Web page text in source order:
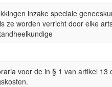
inzake speciale
ze worden verricht door elke
voor de in § 1 van artikel 13